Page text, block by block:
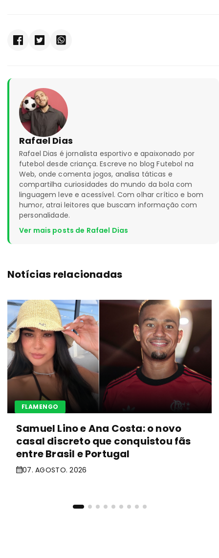
Rafael Dias
Rafael Dias é jornalista esportivo e apaixonado por
futebol desde criança. Escreve no blog Futebol na
Web, onde comenta jogos, analisa táticas e
compartilha curiosidades do mundo da bola com
linguagem leve e acessível. Com olhar crítico e bom
humor, atrai leitores que buscam informação com
personalidade.
Ver mais posts de Rafael Dias
Notícias relacionadas
FLAMENGO
Samuel Lino e Ana Costa: o novo
casal discreto que conquistou fãs
entre Brasil e Portugal
07. AGOSTO. 2026